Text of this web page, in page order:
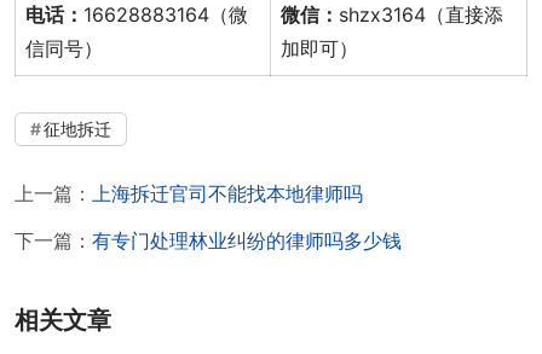
电话： 16628883164（微
信同号）
微信： shzx3164（直接添
加即可）
征地拆迁
上一篇：
上海拆迁官司不能找本地律师吗
下一篇： 有专门处理林业纠纷的律师吗多少钱
相关文章